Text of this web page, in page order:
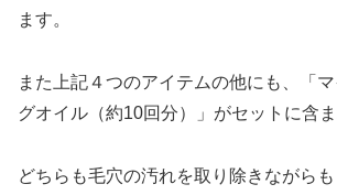
ます。
また上記４つのアイテムの他にも、「
グオイル（約10回分）」がセットに含ま
どちらも毛穴の汚れを取り除きながら